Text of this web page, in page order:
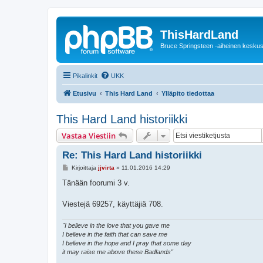
ThisHardLand
Bruce Springsteen -aiheinen
Pikalinkit UKK
Etusivu This Hard Land Ylläpito tiedottaa
This Hard Land historiikki
Vastaa Viestiin
Re: This Hard Land historiikki
V
e
i
Kirjoittaja jjvirta » 11.01.2016 14:29
Tänään foorumi 3 v.
Viestejä 69257, käyttäjiä 708.
"I believe in the love that you gave me
I believe in the faith that can save me
I believe in the hope and I pray that some day
it may raise me above these Badlands"